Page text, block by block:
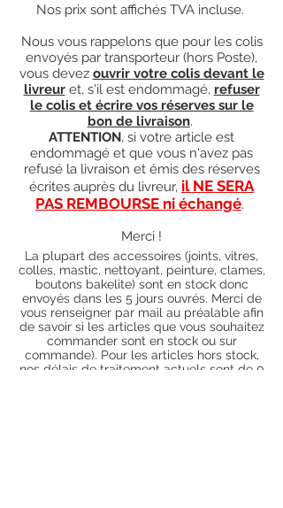
Nos prix sont affichés TVA incluse.
Nous vous rappelons que pour les colis
envoyés par transporteur (hors Poste),
vous devez ouvrir votre colis devant le
livreuret, s'il est endommagé, refuser
le colis et écrire vos réserves sur le
bon de livraison.
ATTENTION, si votre article est
endommagé et que vous n'avez pas
refusé la livraison et émis des réserves
écrites auprès du livreur, il NE SERA
PAS REMBOURSE ni échangé.
Merci !
La plupart des accessoires (joints, vitres,
colles, mastic, nettoyant, peinture, clames,
boutons bakelite) sont en stock donc
envoyés dans les 5 jours ouvrés. Merci de
vous renseigner par mail au préalable afin
de savoir si les articles que vous souhaitez
commander sont en stock ou sur
commande). Pour les articles hors stock,
nos délais de traitement actuels sont de 0